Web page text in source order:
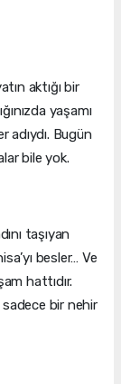
aktığı bir
yaşamı
adıydı. Bugün
bile yok.
taşıyan
besler… Ve
hattıdır.
sadece bir nehir